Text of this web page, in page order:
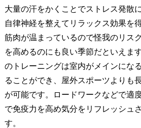
大量の汗をかくことでストレス発散
自律神経を整えてリラックス効果を
筋肉が温まっているので怪我のリス
を高めるのにも良い季節だといえま
のトレーニングは室内がメインにな
ることができ、屋外スポーツよりも
が可能です。ロードワークなどで適
で免疫力を高め気分をリフレッシュ
す。